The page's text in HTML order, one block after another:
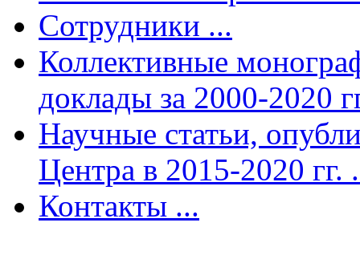
Сотрудники ...
Коллективные
доклады за 2000-2020
Научные статьи,
Центра в 2015-2020 гг.
Контакты ...